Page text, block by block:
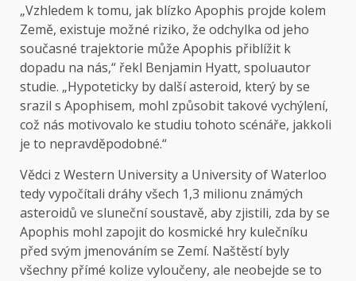
„Vzhledem k tomu, jak blízko Apophis projde kolem
Země, existuje možné riziko, že odchylka od jeho
současné trajektorie může Apophis přiblížit k
dopadu na nás,“ řekl Benjamin Hyatt, spoluautor
studie. „Hypoteticky by další asteroid, který by se
srazil s Apophisem, mohl způsobit takové vychýlení,
což nás motivovalo ke studiu tohoto scénáře, jakkoli
je to nepravděpodobné.“
Vědci z Western University a University of Waterloo
tedy vypočítali dráhy všech 1,3 milionu známých
asteroidů ve sluneční soustavě, aby zjistili, zda by se
Apophis mohl zapojit do kosmické hry kulečníku
před svým jmenováním se Zemí. Naštěstí byly
všechny přímé kolize vyloučeny, ale neobejde se to